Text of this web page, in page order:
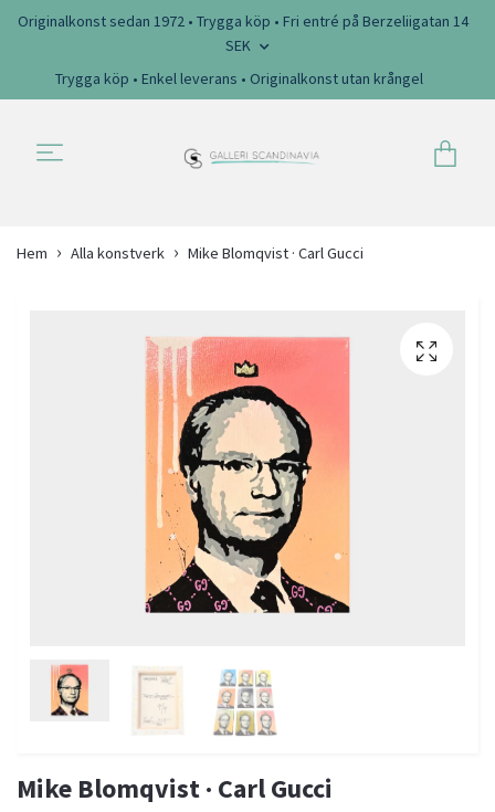
Originalkonst sedan 1972 • Trygga köp • Fri entré på Berzeliigatan 14
SEK
Trygga köp • Enkel leverans • Originalkonst utan krångel
Hem Alla konstverk Mike Blomqvist · Carl Gucci
Mike Blomqvist · Carl Gucci